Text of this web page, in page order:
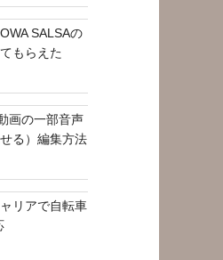
SALSAの
もらえた
画の一部音声
る）編集方法
リアで自転車